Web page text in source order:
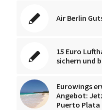
Air Berlin
15 Euro
sichern und
Eurowings
Angebot:
Puerto Plata